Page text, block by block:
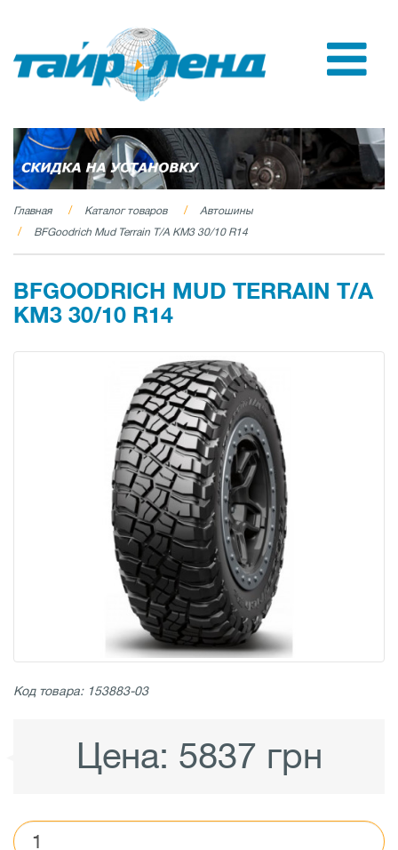
Главная Каталог товаров
Автошины
BFGoodrich Mud Terrain T/A KM3 30/10 R14
BFGOODRICH MUD TERRAIN T/A
KM3 30/10 R14
Код товара: 153883-03
Цена: 5837 грн